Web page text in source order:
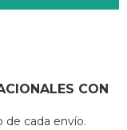
CON
de cada envío.